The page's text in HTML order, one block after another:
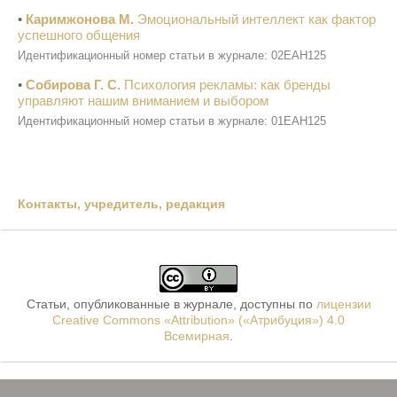
• Каримжонова М. Эмоциональный интеллект как фактор
успешного общения
Идентификационный номер статьи в журнале: 02EAH125
• Собирова Г. С. Психология рекламы: как бренды
управляют нашим вниманием и выбором
Идентификационный номер статьи в журнале: 01EAH125
Контакты, учредитель, редакция
Статьи, опубликованные в журнале, доступны по лицензии
Creative Commons «Attribution» («Атрибуция») 4.0
Всемирная